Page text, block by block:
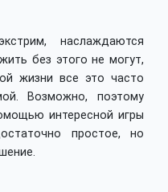
наслаждаются
без этого не могут,
жизни все это часто
Возможно, поэтому
интересной игры
простое, но